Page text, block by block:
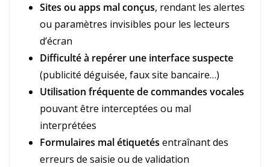
Sites ou apps mal conçus, rendant les alertes
ou paramètres invisibles pour les lecteurs
d’écran
Difficulté à repérer une interface suspecte
(publicité déguisée, faux site bancaire…)
Utilisation fréquente de commandes vocales
pouvant être interceptées ou mal
interprétées
Formulaires mal étiquetés entraînant des
erreurs de saisie ou de validation